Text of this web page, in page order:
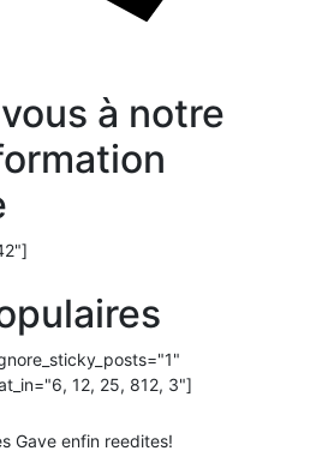
à notre
12, 25, 812, 3"]